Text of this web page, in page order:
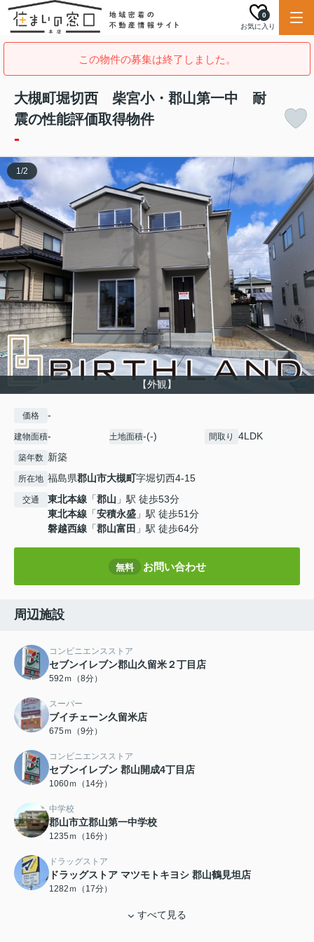
お気に入り
0
この物件の募集は終了しました。
大槻町堀切西 柴宮小・郡山第一中 耐
震の性能評価取得物件
-
【外観】
1/2
価格 -
建物面積- 土地面積-(-) 間取り 4LDK
築年数 新築
所在地 福島県郡山市大槻町字堀切西4-15
交通 東北本線 「郡山 」駅 徒歩53分
東北本線 「安積永盛 」駅 徒歩51分
磐越西線 「郡山富田 」駅 徒歩64分
無料 お問い合わせ
周辺施設
コンビニエンスストア
セブンイレブン郡山久留米２丁目店
592ｍ（8分）
スーパー
ブイチェーン久留米店
675ｍ（9分）
コンビニエンスストア
セブンイレブン 郡山開成4丁目店
1060ｍ（14分）
中学校
郡山市立郡山第一中学校
1235ｍ（16分）
ドラッグストア
ドラッグストア マツモトキヨシ 郡山鶴見坦店
1282ｍ（17分）
すべて見る